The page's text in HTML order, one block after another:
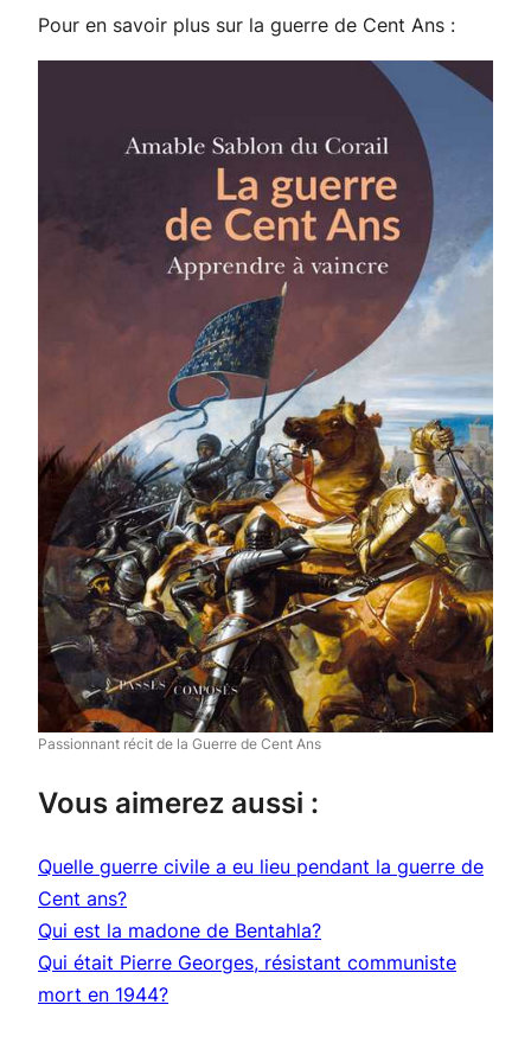
Pour en savoir plus sur la guerre de Cent Ans :
Passionnant récit de la Guerre de Cent Ans
Vous aimerez aussi :
Quelle guerre civile a eu lieu pendant la guerre de
Cent ans?
Qui est la madone de Bentahla?
Qui était Pierre Georges, résistant communiste
mort en 1944?